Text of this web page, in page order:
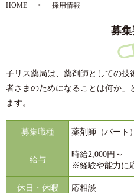
HOME 採用情報
募
子リス薬局は、薬剤師としての技
者さまのためになることは何か
ます。
募集職種 薬剤師（パート）
給与
時給2,000円～
※経験や能力に
休日・休暇 応相談